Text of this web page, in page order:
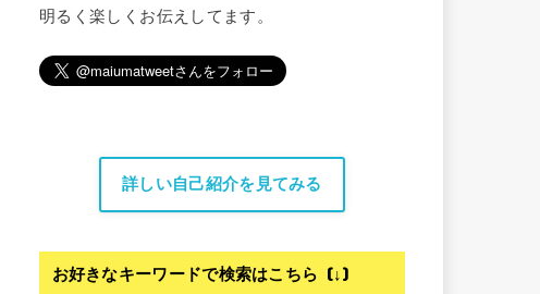
明るく楽しくお伝えしてます。
詳しい自己紹介を見てみる
お好きなキーワードで検索はこちら (↓)